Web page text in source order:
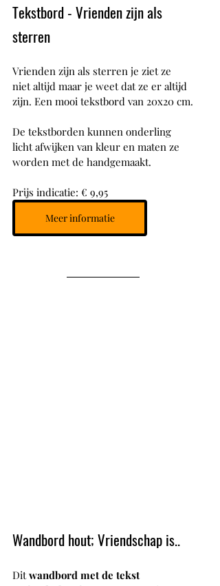
Tekstbord - Vrienden zijn als
sterren
Vrienden zijn als sterren je ziet ze
niet altijd maar je weet dat ze er altijd
zijn. Een mooi tekstbord van 20x20 cm.
De tekstborden kunnen onderling
licht afwijken van kleur en maten ze
worden met de handgemaakt.
Prijs indicatie: € 9,95
Meer informatie
Wandbord hout; Vriendschap is..
Dit wandbord met de tekst